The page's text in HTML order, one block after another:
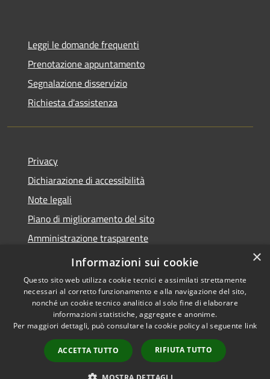
Leggi le domande frequenti
Prenotazione appuntamento
Segnalazione disservizio
Richiesta d'assistenza
Privacy
Dichiarazione di accessibilità
Note legali
Piano di miglioramento del sito
Amministrazione trasparente
Albo Pretorio
Accessibilità
Copyright © 2026 • Comune di
Trani • Powered by
Municipium•
Accesso
redazione
×
Informazioni sui cookie
Questo sito web utilizza cookie tecnici e assimilati strettamente
necessari al corretto funzionamento e alla navigazione del sito,
nonché un cookie tecnico analitico al solo fine di elaborare
informazioni statistiche, aggregate e anonime.
Per maggiori dettagli, può consultare la cookie policy al seguente link
ACCETTA TUTTO RIFIUTA TUTTO